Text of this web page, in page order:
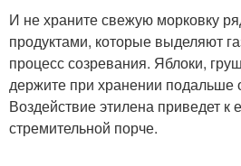
И не храните свежую морковку
продуктами, которые выделяют
процесс созревания. Яблоки,
держите при хранении подальше
Воздействие этилена приведет к
стремительной порче.